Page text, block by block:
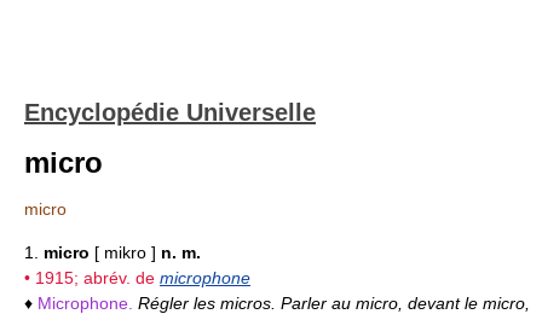
Encyclopédie Universelle
micro
micro
1. micro [ mikro ] n. m.
• 1915; abrév. de microphone
♦ Microphone. Régler les micros. Parler au micro, devant le micro,